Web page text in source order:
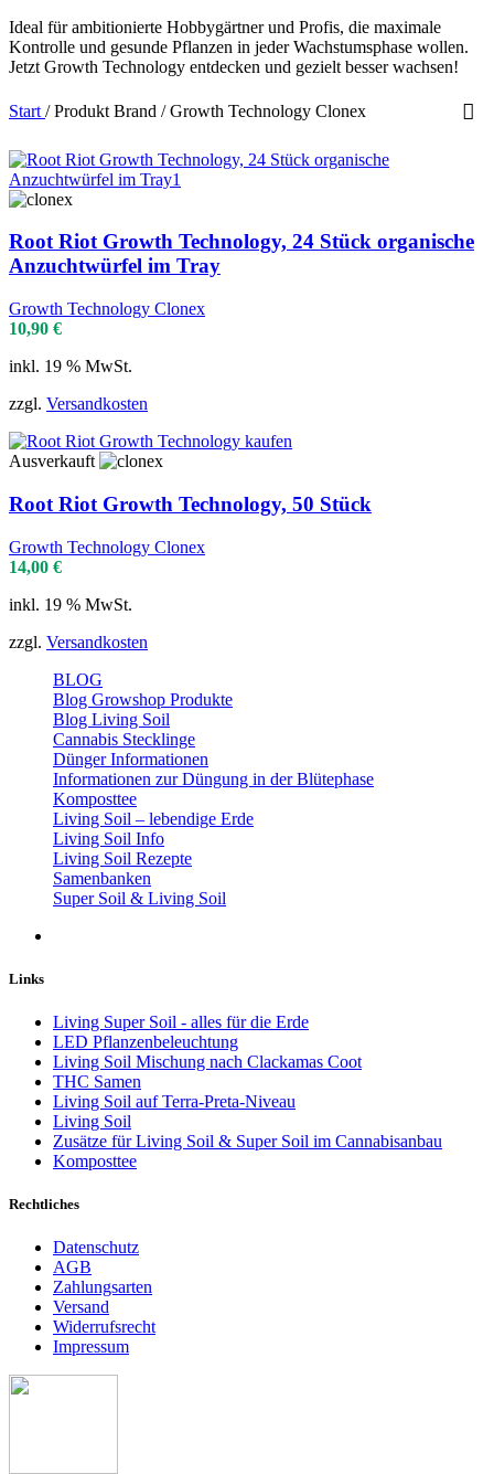
Ideal für ambitionierte Hobbygärtner und Profis, die maximale
Kontrolle und gesunde Pflanzen in jeder Wachstumsphase wollen.
Jetzt Growth Technology entdecken und gezielt besser wachsen!
Start / Produkt Brand / Growth Technology Clonex
Root Riot Growth Technology, 24 Stück organische
Anzuchtwürfel im Tray
Growth Technology Clonex
10,90 €
inkl. 19 % MwSt.
zzgl. Versandkosten
Ausverkauft
Root Riot Growth Technology, 50 Stück
Growth Technology Clonex
14,00 €
inkl. 19 % MwSt.
zzgl. Versandkosten
BLOG
Blog Growshop Produkte
Blog Living Soil
Cannabis Stecklinge
Dünger Informationen
Informationen zur Düngung in der Blütephase
Komposttee
Living Soil – lebendige Erde
Living Soil Info
Living Soil Rezepte
Samenbanken
Super Soil & Living Soil
Links
Living Super Soil - alles für die Erde
LED Pflanzenbeleuchtung
Living Soil Mischung nach Clackamas Coot
THC Samen
Living Soil auf Terra-Preta-Niveau
Living Soil
Zusätze für Living Soil & Super Soil im Cannabisanbau
Komposttee
Rechtliches
Datenschutz
AGB
Zahlungsarten
Versand
Widerrufsrecht
Impressum